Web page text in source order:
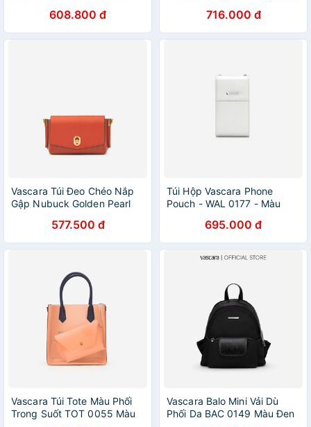
608.800 đ 716.000 đ
Vascara Túi Đeo Chéo Nắp
Gập Nubuck Golden Pearl
577.500 đ
Túi Hộp Vascara Phone
Pouch - WAL 0177 - Màu
695.000 đ
Vascara Túi Tote Màu Phối
Trong Suốt TOT 0055 Màu
Vascara Balo Mini Vải Dù
Phối Da BAC 0149 Màu Đen